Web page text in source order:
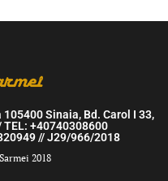
Sinaia, Bd. Carol I 33,
TEL: +40740308600
// J29/966/2018
2018